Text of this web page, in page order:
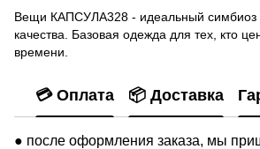
Вещи КАПСУЛА328 - идеальный симбиоз
качества. Базовая одежда для тех, кто
времени.
💳 Оплата 📦 Доставка
● после оформления заказа, мы